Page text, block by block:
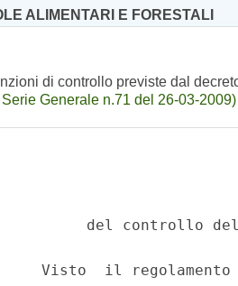
ALIMENTARI E FORESTALI
di controllo previste dal
Serie Generale n.71 del 26-03-2009)